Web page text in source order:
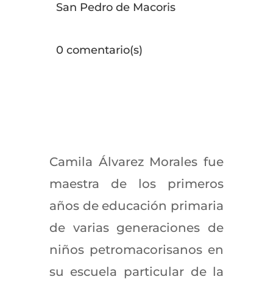
San Pedro de Macoris
0 comentario(s)
Camila Álvarez Morales fue
maestra de los primeros
años de educación primaria
de varias generaciones de
niños petromacorisanos en
su escuela particular de la